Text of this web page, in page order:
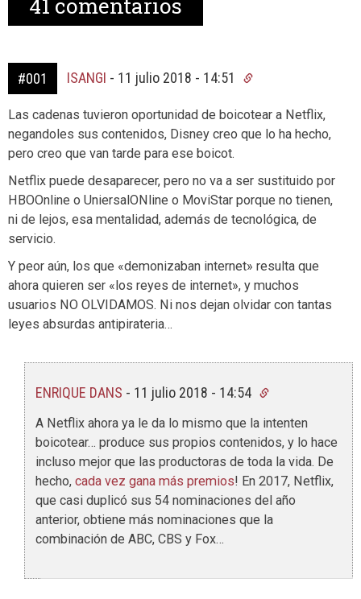
41 comentarios
#001 ISANGI - 11 julio 2018 - 14:51
Las cadenas tuvieron oportunidad de boicotear a Netflix,
negandoles sus contenidos, Disney creo que lo ha hecho,
pero creo que van tarde para ese boicot.
Netflix puede desaparecer, pero no va a ser sustituido por
HBOOnline o UniersalONline o MoviStar porque no tienen,
ni de lejos, esa mentalidad, además de tecnológica, de
servicio.
Y peor aún, los que «demonizaban internet» resulta que
ahora quieren ser «los reyes de internet», y muchos
usuarios NO OLVIDAMOS. Ni nos dejan olvidar con tantas
leyes absurdas antipirateria…
ENRIQUE DANS - 11 julio 2018 - 14:54
A Netflix ahora ya le da lo mismo que la intenten
boicotear… produce sus propios contenidos, y lo hace
incluso mejor que las productoras de toda la vida. De
hecho, cada vez gana más premios! En 2017, Netflix,
que casi duplicó sus 54 nominaciones del año
anterior, obtiene más nominaciones que la
combinación de ABC, CBS y Fox…